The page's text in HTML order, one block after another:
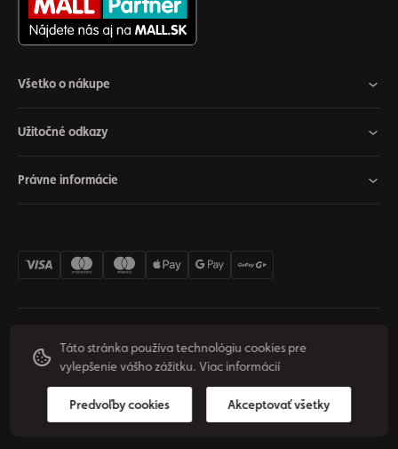
Všetko o nákupe
Užitočné odkazy
Právne informácie
© 2026 Origos Group, s. r. o. - SK. Všetky práva vyhradené.
Nastavenia cookies Odstúpiť od zmluvy
Súkromie
Podmienky používania
Táto stránka používa technológiu cookies pre
vylepšenie vášho zážitku.Viac informácií
Predvoľby cookies Akceptovať všetky